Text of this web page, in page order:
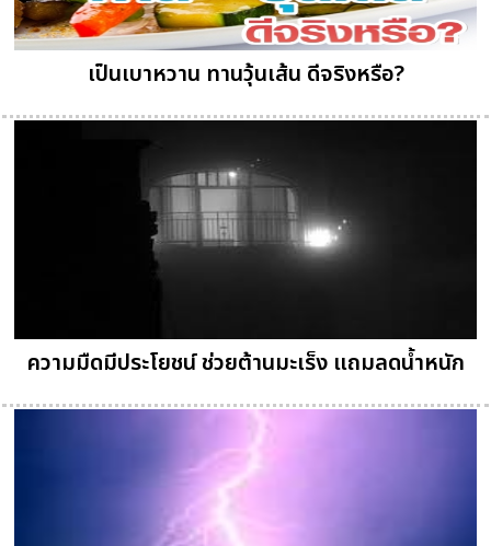
เป็นเบาหวาน ทานวุ้นเส้น ดีจริงหรือ?
ความมืดมีประโยชน์ ช่วยต้านมะเร็ง แถมลดน้ำหนัก